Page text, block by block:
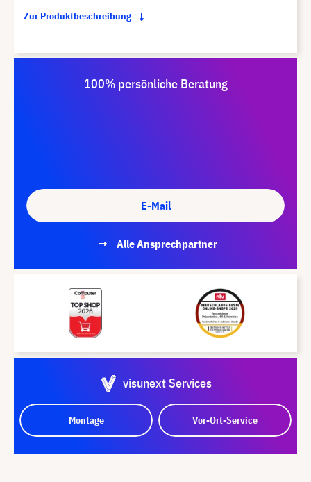
Zur Produktbeschreibung
100% persönliche Beratung
E-Mail
Alle Ansprechpartner
visunext Services
Montage Vor-Ort-Service